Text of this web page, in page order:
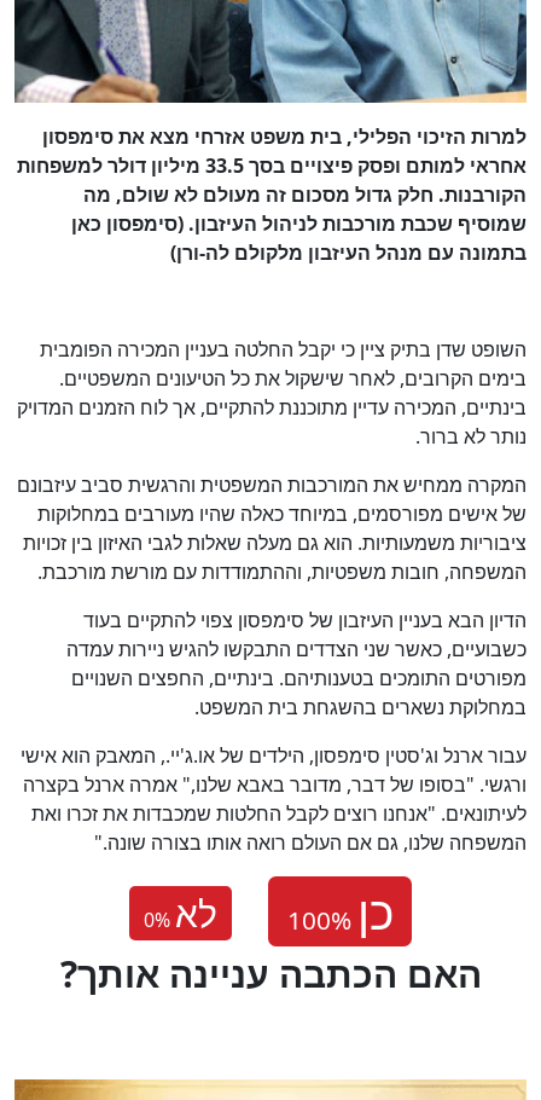
למרות הזיכוי הפלילי, בית משפט אזרחי מצא את סימפסון
אחראי למותם ופסק פיצויים בסך 33.5 מיליון דולר למשפחות
הקורבנות. חלק גדול מסכום זה מעולם לא שולם, מה
שמוסיף שכבת מורכבות לניהול העיזבון. (סימפסון כאן
בתמונה עם מנהל העיזבון מלקולם לה-ורן)
השופט שדן בתיק ציין כי יקבל החלטה בעניין המכירה הפומבית
בימים הקרובים, לאחר שישקול את כל הטיעונים המשפטיים.
בינתיים, המכירה עדיין מתוכננת להתקיים, אך לוח הזמנים המדויק
נותר לא ברור.
המקרה ממחיש את המורכבות המשפטית והרגשית סביב עיזבונם
של אישים מפורסמים, במיוחד כאלה שהיו מעורבים במחלוקות
ציבוריות משמעותיות. הוא גם מעלה שאלות לגבי האיזון בין זכויות
המשפחה, חובות משפטיות, וההתמודדות עם מורשת מורכבת.
הדיון הבא בעניין העיזבון של סימפסון צפוי להתקיים בעוד
כשבועיים, כאשר שני הצדדים התבקשו להגיש ניירות עמדה
מפורטים התומכים בטענותיהם. בינתיים, החפצים השנויים
במחלוקת נשארים בהשגחת בית המשפט.
עבור ארנל וג'סטין סימפסון, הילדים של או.ג'יי., המאבק הוא אישי
ורגשי. "בסופו של דבר, מדובר באבא שלנו," אמרה ארנל בקצרה
לעיתונאים. "אנחנו רוצים לקבל החלטות שמכבדות את זכרו ואת
המשפחה שלנו, גם אם העולם רואה אותו בצורה שונה."
0% לא
?האם הכתבה עניינה אותך